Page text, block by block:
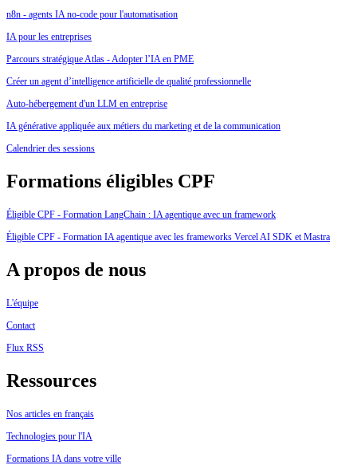
n8n - agents IA no-code pour l'automatisation
IA pour les entreprises
Parcours stratégique Atlas - Adopter l’IA en PME
Créer un agent d’intelligence artificielle de qualité professionnelle
Auto-hébergement d'un LLM en entreprise
IA générative appliquée aux métiers du marketing et de la communication
Calendrier des sessions
Formations éligibles CPF
Éligible CPF - Formation LangChain : IA agentique avec un framework
Éligible CPF - Formation IA agentique avec les frameworks Vercel AI SDK et Mastra
A propos de nous
L'équipe
Contact
Flux RSS
Ressources
Nos articles en français
Technologies pour l'IA
Formations IA dans votre ville